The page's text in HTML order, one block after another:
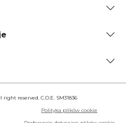
reserved. C.O.E. SM31836
Polityka plików cookie